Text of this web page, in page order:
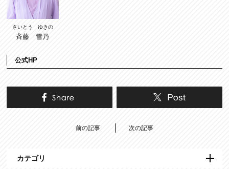
さいとう ゆきの
斉藤 雪乃
公式HP
前の記事 次の記事
カテゴリ